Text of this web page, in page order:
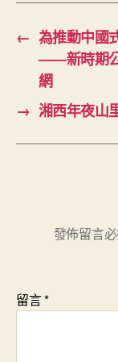
← 為推動中國
——新時期
網
→ 湘西年夜山
發佈留言
留言*